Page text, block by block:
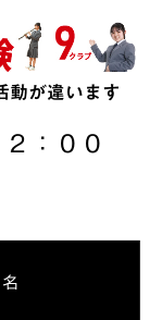
動が違います
：００